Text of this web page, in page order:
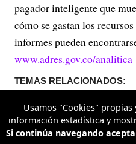
pagador inteligente que
cómo se gastan los
informes pueden
www.adres.gov.co/analitica
TEMAS RELACIONADOS:
ECONOMÍA INSTITUTO
Usamos "Cookies"
información estadística y
Si continúa navegando